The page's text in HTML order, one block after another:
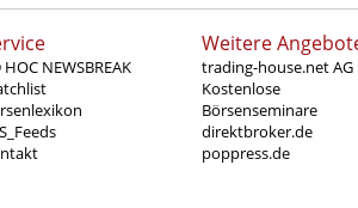
HOC NEWSBREAK
Weitere
trading-house.net AG
Kostenlose
Börsenseminare
direktbroker.de
poppress.de